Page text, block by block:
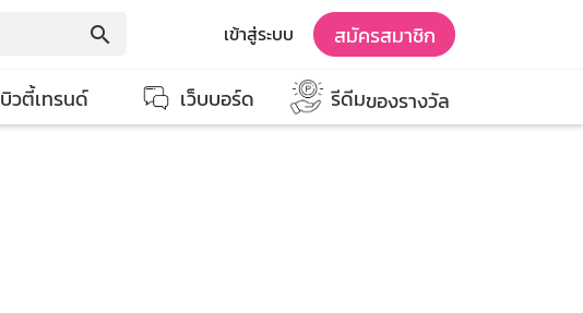
search เข้าสู่ระบบ สมัครสมาชิก
บิวตี้เทรนด์ เว็บบอร์ด รีดีมของรางวัล